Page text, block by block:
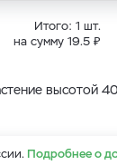
Итого: 1 шт.
на сумму 19.5 ₽
высотой
Подробнее о